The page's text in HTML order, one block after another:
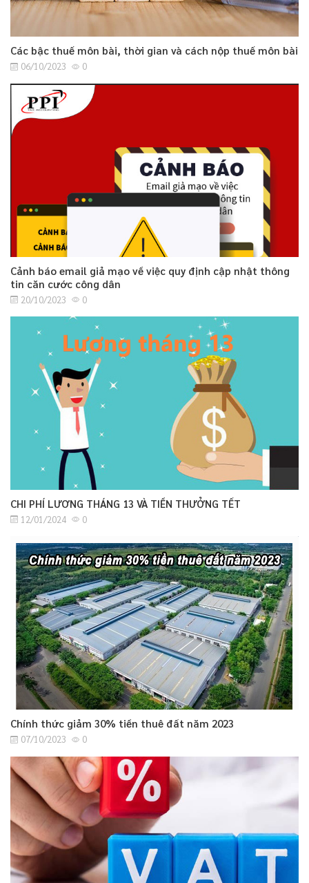
Các bậc thuế môn bài, thời gian và cách nộp thuế môn bài
06/10/2023 0
Cảnh báo email giả mạo về việc quy định cập nhật thông
tin căn cước công dân
20/10/2023 0
CHI PHÍ LƯƠNG THÁNG 13 VÀ TIỀN THƯỞNG TẾT
12/01/2024 0
Chính thức giảm 30% tiền thuê đất năm 2023
07/10/2023 0